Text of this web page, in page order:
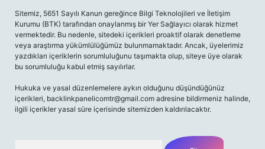
Sitemiz, 5651 Sayılı Kanun gereğince Bilgi Teknolojileri ve İletişim
Kurumu (BTK) tarafından onaylanmış bir Yer Sağlayıcı olarak hizmet
vermektedir. Bu nedenle, sitedeki içerikleri proaktif olarak denetleme
veya araştırma yükümlülüğümüz bulunmamaktadır. Ancak, üyelerimiz
yazdıkları içeriklerin sorumluluğunu taşımakta olup, siteye üye olarak
bu sorumluluğu kabul etmiş sayılırlar.
Hukuka ve yasal düzenlemelere aykırı olduğunu düşündüğünüz
içerikleri, backlinkpanelicomtr@gmail.com adresine bildirmeniz halinde,
ilgili içerikler yasal süre içerisinde sitemizden kaldırılacaktır.